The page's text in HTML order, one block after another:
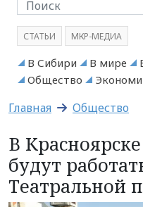
СТАТЬИ МКР-МЕДИА
В Сибири В мире
Общество
Главная Общество
В
будут
Театральной